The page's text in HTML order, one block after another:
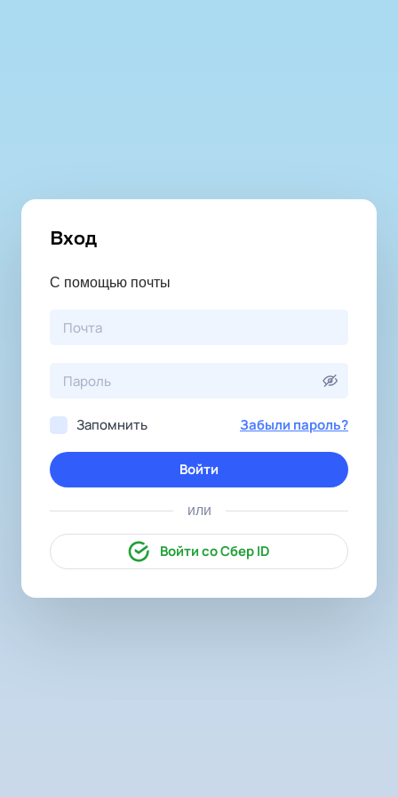
Вход
С помощью почты
Запомнить Забыли пароль?
Войти
или
Войти со Сбер ID